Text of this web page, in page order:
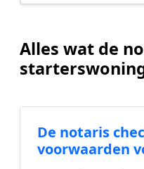
Alles wat de
De notaris
voorwaarden